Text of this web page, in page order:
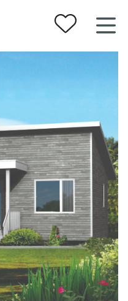
Vos favoris